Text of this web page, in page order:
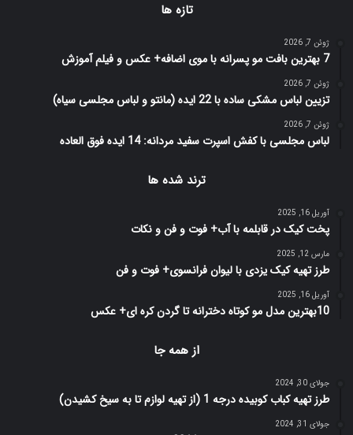
تازه ها
ژوئن 7, 2026
7 بهترین بافت مو پسرانه با موی اضافه+ عکس و فیلم آموزش
ژوئن 7, 2026
تزیین لباس مشکی ساده با 22 ایده (مانتو و لباس مجلسی سیاه)
ژوئن 7, 2026
لباس مجلسی با کفش اسپرت سفید مردانه: 14 ایده فوق العاده
ترند شده ها
آوریل 16, 2025
پخت کیک در قابلمه با آب+ فوت و فن و نکات
مارس 12, 2025
طرز تهیه کیک یزدی با لیوان فرانسوی+ فوت و فن
آوریل 16, 2025
10بهترین مدل مو کوتاه دخترانه تا گردن کره ای+ عکس
از همه جا
جولای 30, 2024
طرز تهیه کباب کوبیده درجه 1 (از تهیه لوازم تا به سیخ کشیدن)
جولای 31, 2024